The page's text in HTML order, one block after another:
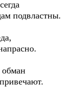
подвластны.
обман